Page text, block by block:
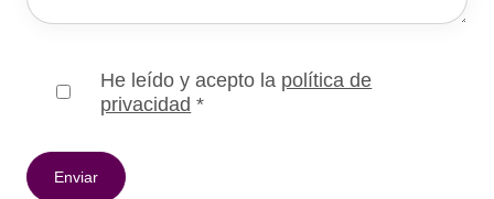
He leído y acepto la política de
privacidad *